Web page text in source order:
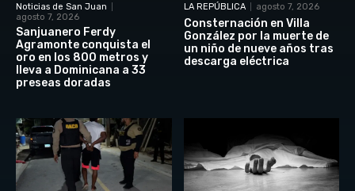
Noticias de San Juan
agosto 7, 2026
Sanjuanero Ferdy
Agramonte conquista el
oro en los 800 metros y
lleva a Dominicana a 33
preseas doradas
LA REPÚBLICA agosto 7, 2026
Consternación en Villa
González por la muerte de
un niño de nueve años tras
descarga eléctrica